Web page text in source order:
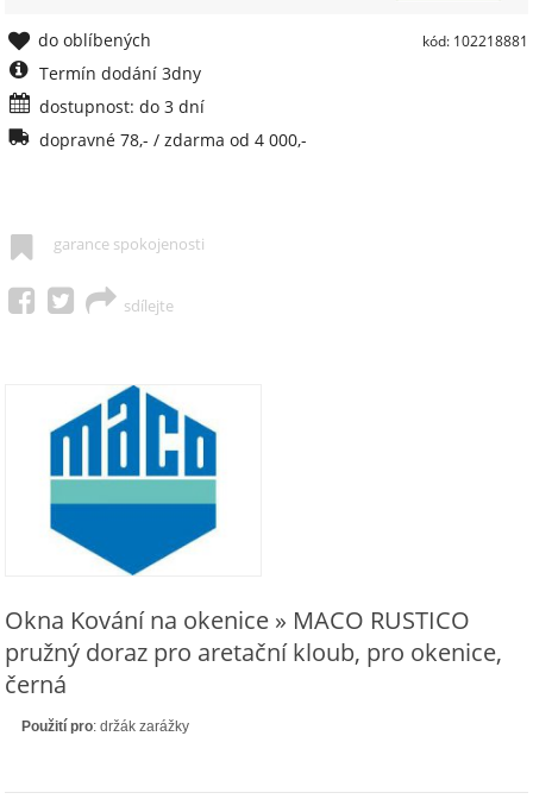
kód: 102218881
do oblíbených
Termín dodání 3dny
dostupnost: do 3 dní
dopravné 78,- / zdarma od 4 000,-
garance spokojenosti
sdílejte
Okna Kování na okenice » MACO RUSTICO
pružný doraz pro aretační kloub, pro okenice,
černá
Použití pro: držák zarážky